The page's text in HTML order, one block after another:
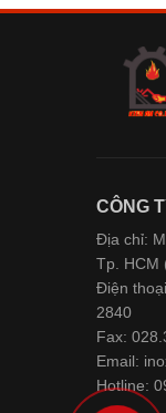
CÔNG
Địa chỉ:
Tp. HCM
Điện
2840
Fax:
Email:
Hotline: